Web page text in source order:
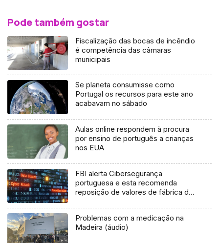
Pode também gostar
Fiscalização das bocas de incêndio
é competência das câmaras
municipais
Se planeta consumisse como
Portugal os recursos para este ano
acabavam no sábado
Aulas online respondem à procura
por ensino de português a crianças
nos EUA
FBI alerta Cibersegurança
portuguesa e esta recomenda
reposição de valores de fábrica de
Problemas com a medicação na
Madeira (áudio)